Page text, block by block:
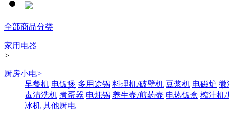
全部商品分类
家用电器
>
厨房小电>
早餐机 电饭煲 多用途锅 料理机/破壁机 豆浆机 电磁炉 微
毒清洗机 煮蛋器 电炖锅 养生壶/煎药壶 电热饭盒 榨汁机/
冰机 其他厨电